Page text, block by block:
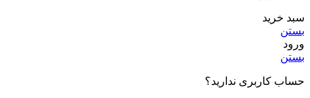
سبد خرید
بستن
ورود
بستن
حساب کاربری ندارید؟